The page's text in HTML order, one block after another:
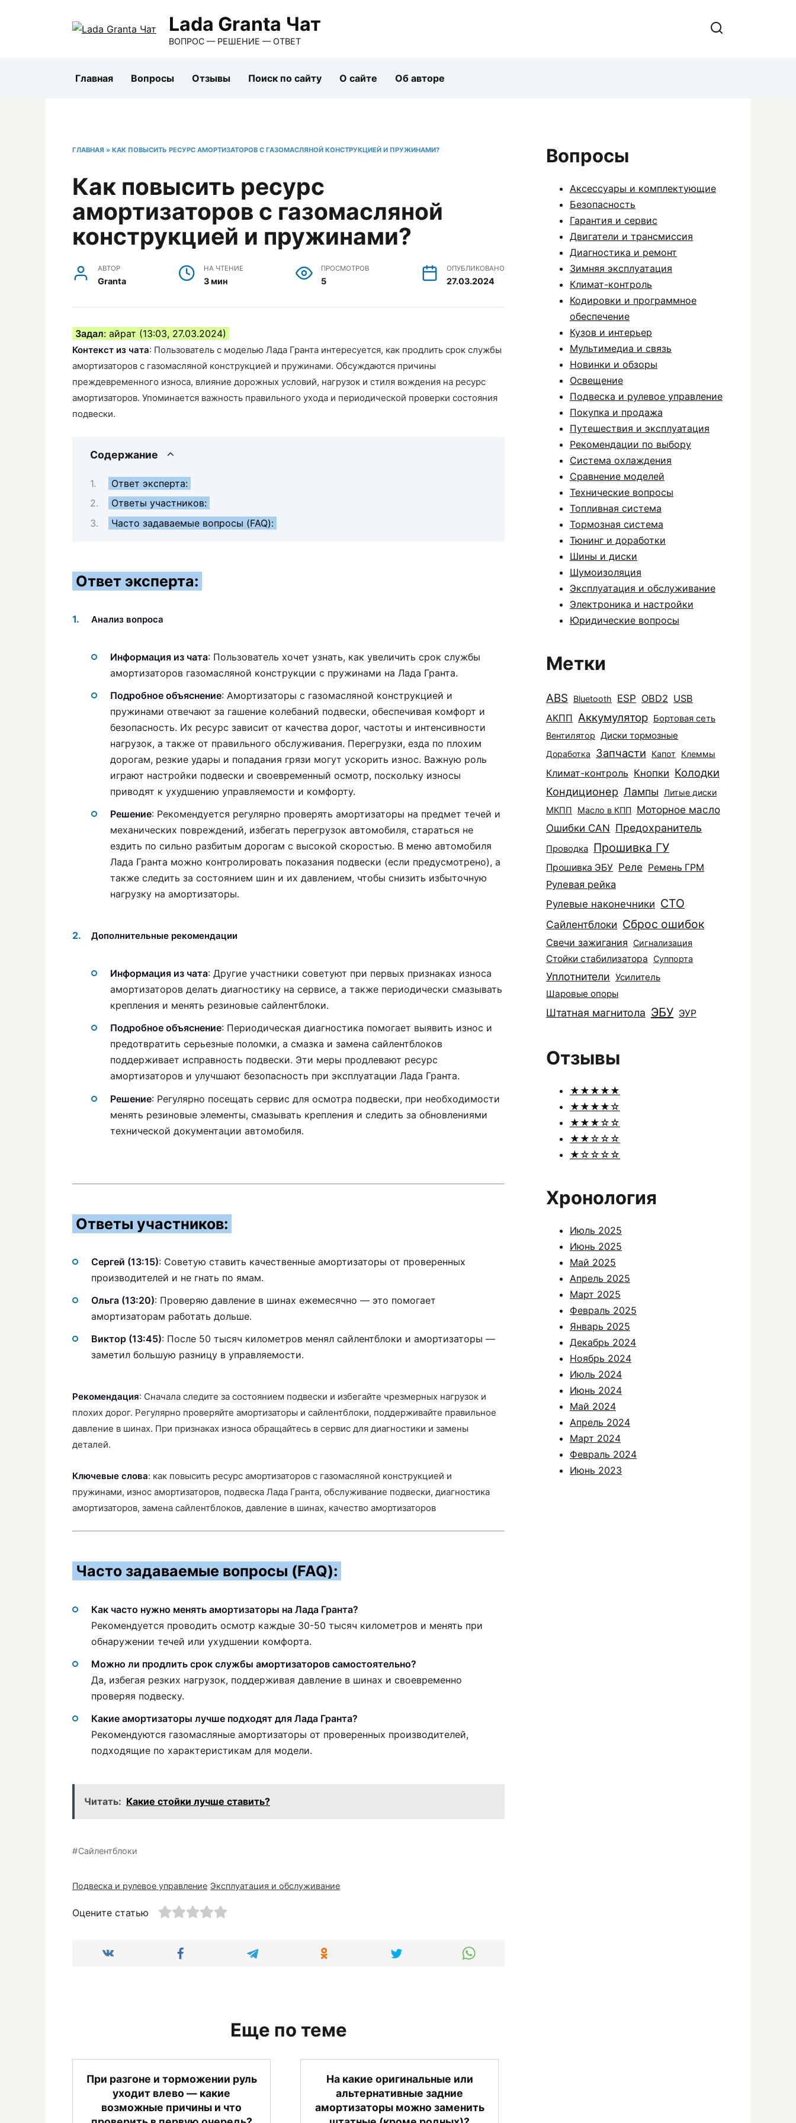
Lada Granta Чат
ВОПРОС — РЕШЕНИЕ — ОТВЕТ
Главная Вопросы Отзывы Поиск по сайту О сайте Об авторе
ГЛАВНАЯ » КАК ПОВЫСИТЬ РЕСУРС АМОРТИЗАТОРОВ С ГАЗОМАСЛЯНОЙ КОНСТРУКЦИЕЙ И ПРУЖИНАМИ?
Как повысить ресурс
амортизаторов с газомасляной
конструкцией и пружинами?
АВТОР
Granta
НА ЧТЕНИЕ
3 мин
ПРОСМОТРОВ
5
ОПУБЛИКОВАНО
27.03.2024
Задал: айрат (13:03, 27.03.2024)
Контекст из чата: Пользователь с моделью Лада Гранта интересуется, как продлить срок службы
амортизаторов с газомасляной конструкцией и пружинами. Обсуждаются причины
преждевременного износа, влияние дорожных условий, нагрузок и стиля вождения на ресурс
амортизаторов. Упоминается важность правильного ухода и периодической проверки состояния
подвески.
Содержание
Ответ эксперта:
Ответы участников:
Часто задаваемые вопросы (FAQ):
Ответ эксперта:
Анализ вопроса
Информация из чата: Пользователь хочет узнать, как увеличить срок службы
амортизаторов газомасляной конструкции с пружинами на Лада Гранта.
Подробное объяснение: Амортизаторы с газомасляной конструкцией и
пружинами отвечают за гашение колебаний подвески, обеспечивая комфорт и
безопасность. Их ресурс зависит от качества дорог, частоты и интенсивности
нагрузок, а также от правильного обслуживания. Перегрузки, езда по плохим
дорогам, резкие удары и попадания грязи могут ускорить износ. Важную роль
играют настройки подвески и своевременный осмотр, поскольку износы
приводят к ухудшению управляемости и комфорту.
Решение: Рекомендуется регулярно проверять амортизаторы на предмет течей и
механических повреждений, избегать перегрузок автомобиля, стараться не
ездить по сильно разбитым дорогам с высокой скоростью. В меню автомобиля
Лада Гранта можно контролировать показания подвески (если предусмотрено), а
также следить за состоянием шин и их давлением, чтобы снизить избыточную
нагрузку на амортизаторы.
Дополнительные рекомендации
Информация из чата: Другие участники советуют при первых признаках износа
амортизаторов делать диагностику на сервисе, а также периодически смазывать
крепления и менять резиновые сайлентблоки.
Подробное объяснение: Периодическая диагностика помогает выявить износ и
предотвратить серьезные поломки, а смазка и замена сайлентблоков
поддерживает исправность подвески. Эти меры продлевают ресурс
амортизаторов и улучшают безопасность при эксплуатации Лада Гранта.
Решение: Регулярно посещать сервис для осмотра подвески, при необходимости
менять резиновые элементы, смазывать крепления и следить за обновлениями
технической документации автомобиля.
Ответы участников:
Сергей (13:15): Советую ставить качественные амортизаторы от проверенных
производителей и не гнать по ямам.
Ольга (13:20): Проверяю давление в шинах ежемесячно — это помогает
амортизаторам работать дольше.
Виктор (13:45): После 50 тысяч километров менял сайлентблоки и амортизаторы —
заметил большую разницу в управляемости.
Рекомендация: Сначала следите за состоянием подвески и избегайте чрезмерных нагрузок и
плохих дорог. Регулярно проверяйте амортизаторы и сайлентблоки, поддерживайте правильное
давление в шинах. При признаках износа обращайтесь в сервис для диагностики и замены
деталей.
Ключевые слова: как повысить ресурс амортизаторов с газомасляной конструкцией и
пружинами, износ амортизаторов, подвеска Лада Гранта, обслуживание подвески, диагностика
амортизаторов, замена сайлентблоков, давление в шинах, качество амортизаторов
Часто задаваемые вопросы (FAQ):
Как часто нужно менять амортизаторы на Лада Гранта?
Рекомендуется проводить осмотр каждые 30-50 тысяч километров и менять при
обнаружении течей или ухудшении комфорта.
Можно ли продлить срок службы амортизаторов самостоятельно?
Да, избегая резких нагрузок, поддерживая давление в шинах и своевременно
проверяя подвеску.
Какие амортизаторы лучше подходят для Лада Гранта?
Рекомендуются газомасляные амортизаторы от проверенных производителей,
подходящие по характеристикам для модели.
Читать: Какие стойки лучше ставить?
Сайлентблоки
Подвеска и рулевое управление Эксплуатация и обслуживание
Оцените статью
Еще по теме
При разгоне и торможении руль
уходит влево — какие
возможные причины и что
На какие оригинальные или
альтернативные задние
амортизаторы можно заменить
Вопросы
Аксессуары и комплектующие
Безопасность
Гарантия и сервис
Двигатели и трансмиссия
Диагностика и ремонт
Зимняя эксплуатация
Климат-контроль
Кодировки и программное
обеспечение
Кузов и интерьер
Мультимедиа и связь
Новинки и обзоры
Освещение
Подвеска и рулевое управление
Покупка и продажа
Путешествия и эксплуатация
Рекомендации по выбору
Система охлаждения
Сравнение моделей
Технические вопросы
Топливная система
Тормозная система
Тюнинг и доработки
Шины и диски
Шумоизоляция
Эксплуатация и обслуживание
Электроника и настройки
Юридические вопросы
Метки
ABS Bluetooth ESP OBD2 USB
АКПП Аккумулятор Бортовая сеть
Вентилятор Диски тормозные
Доработка Запчасти Капот Клеммы
Климат-контроль Кнопки Колодки
Кондиционер Лампы Литые диски
МКПП Масло в КПП
Моторное масло
Ошибки CAN Предохранитель
Проводка Прошивка ГУ
Прошивка ЭБУ Реле Ремень ГРМ
Рулевая рейка
Рулевые наконечники СТО
Сайлентблоки Сброс ошибок
Свечи зажигания Сигнализация
Стойки стабилизатора Суппорта
Уплотнители Усилитель
Шаровые опоры
Штатная магнитола ЭБУ ЭУР
Отзывы
★★★★★
★★★★☆
★★★☆☆
★★☆☆☆
★☆☆☆☆
Хронология
Июль 2025
Июнь 2025
Май 2025
Апрель 2025
Март 2025
Февраль 2025
Январь 2025
Декабрь 2024
Ноябрь 2024
Июль 2024
Июнь 2024
Май 2024
Апрель 2024
Март 2024
Февраль 2024
Июнь 2023